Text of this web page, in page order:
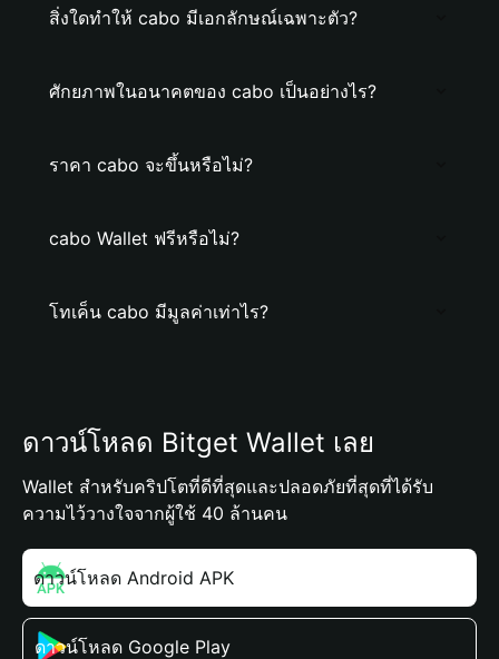
สิ่งใดทำให้ cabo มีเอกลักษณ์เฉพาะตัว?
ศักยภาพในอนาคตของ cabo เป็นอย่างไร?
ราคา cabo จะขึ้นหรือไม่?
cabo Wallet ฟรีหรือไม่?
โทเค็น cabo มีมูลค่าเท่าไร?
ดาวน์โหลด Bitget Wallet เลย
Wallet สำหรับคริปโตที่ดีที่สุดและปลอดภัยที่สุดที่ได้รับ
ความไว้วางใจจากผู้ใช้ 40 ล้านคน
ดาวน์โหลด Android APK
ดาวน์โหลด Google Play